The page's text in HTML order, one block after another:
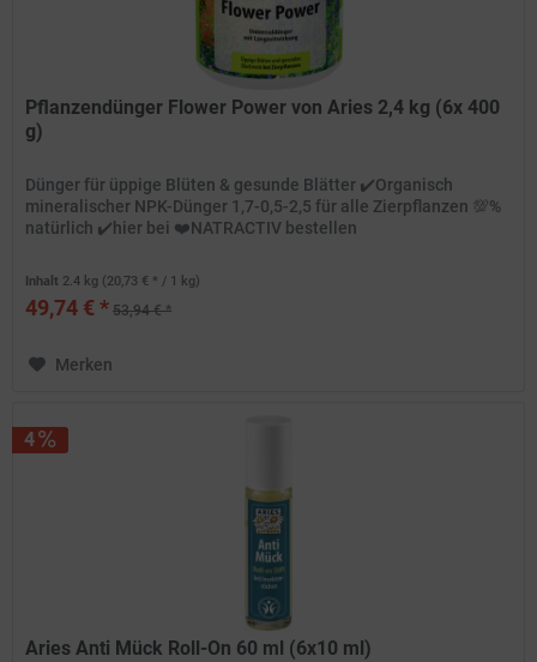
Pflanzendünger Flower Power von Aries 2,4 kg (6x 400
g)
Dünger für üppige Blüten & gesunde Blätter ✔️Organisch
mineralischer NPK-Dünger 1,7-0,5-2,5 für alle Zierpflanzen 💯%
natürlich ✔️hier bei ❤️NATRACTIV bestellen
Inhalt 2.4 kg (20,73 € * / 1 kg)
49,74 € * 53,94 € *
Merken
4
Aries Anti Mück Roll-On 60 ml (6x10 ml)